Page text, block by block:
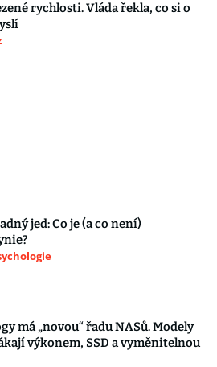
rychlosti. Vláda řekla, co si o
jed: Co je (a co není)
má „novou“ řadu NASů. Modely
výkonem, SSD a vyměnitelnou